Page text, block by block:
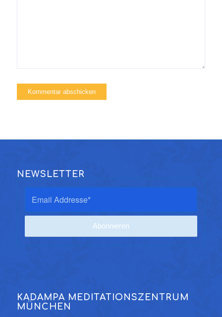
NEWSLETTER
KADAMPA MEDITATIONSZENTRUM
MÜNCHEN